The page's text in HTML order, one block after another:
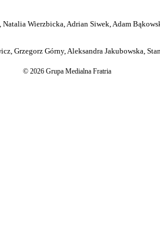
Wierzbicka, Adrian Siwek, Adam
Górny, Aleksandra Jakubowska,
© 2026 Grupa Medialna Fratria